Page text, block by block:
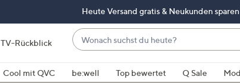
Heute Versand gratis & Neukunden
TV-Rückblick
Wonach
suchst
du
heute?
Vorschläge
Cool mit QVC be:well Top bewertet Q Sale